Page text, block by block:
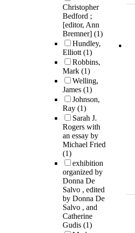
Christopher
Bedford ;
[editor, Ann
Bremner] (1)
Hundley,
Elliott(1)
Robbins,
Mark (1)
Welling,
James (1)
Johnson,
Ray (1)
Sarah J.
Rogers with
an essay by
Michael Fried
(1)
exhibition
organized by
Donna De
Salvo , edited
by Donna De
Salvo , and
Catherine
Gudis (1)